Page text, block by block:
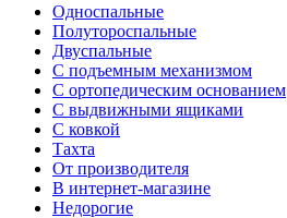
Односпальные
Полутороспальные
Двуспальные
С подъемным механизмом
С ортопедическим основанием
С выдвижными ящиками
С ковкой
Тахта
От производителя
В интернет-магазине
Недорогие